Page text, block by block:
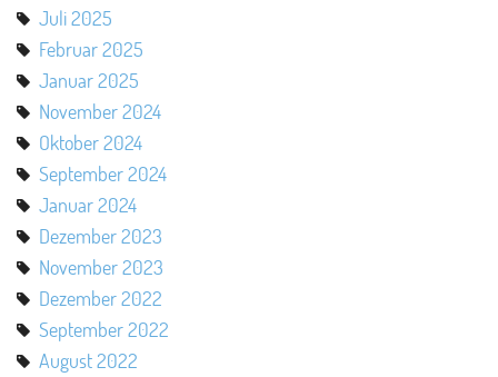
Juli 2025
Februar 2025
Januar 2025
November 2024
Oktober 2024
September 2024
Januar 2024
Dezember 2023
November 2023
Dezember 2022
September 2022
August 2022